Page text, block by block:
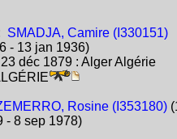
SMADJA, Camire (I330151)
- 13 jan 1936)
23 déc 1879 : Alger Algérie
Rosine (I353180)
- 8 sep 1978)